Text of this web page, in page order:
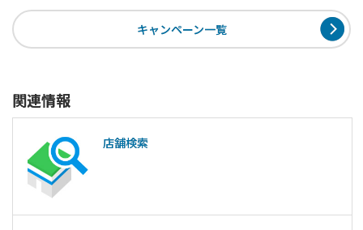
キャンペーン一覧
関連情報
店舗検索